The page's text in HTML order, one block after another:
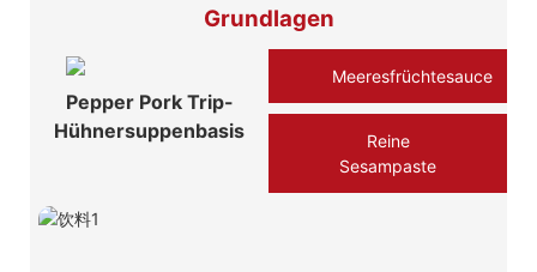
Grundlagen
Pepper Pork Trip-
Hühnersuppenbasis
Meeresfrüchtesauce
Reine
Sesampaste